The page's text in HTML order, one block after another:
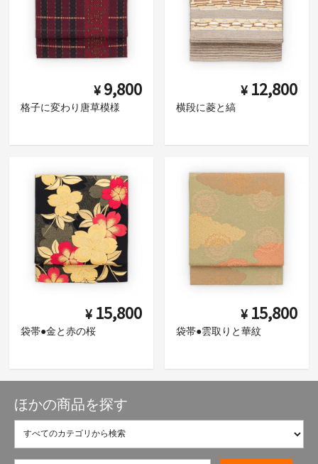
¥ 9,800
格子に変わり唐草模様
¥ 12,800
横段に菱と縞
¥ 15,800
袋帯●金と赤の桜
¥ 15,800
袋帯●雲取りと華紋
ほかの商品を探す